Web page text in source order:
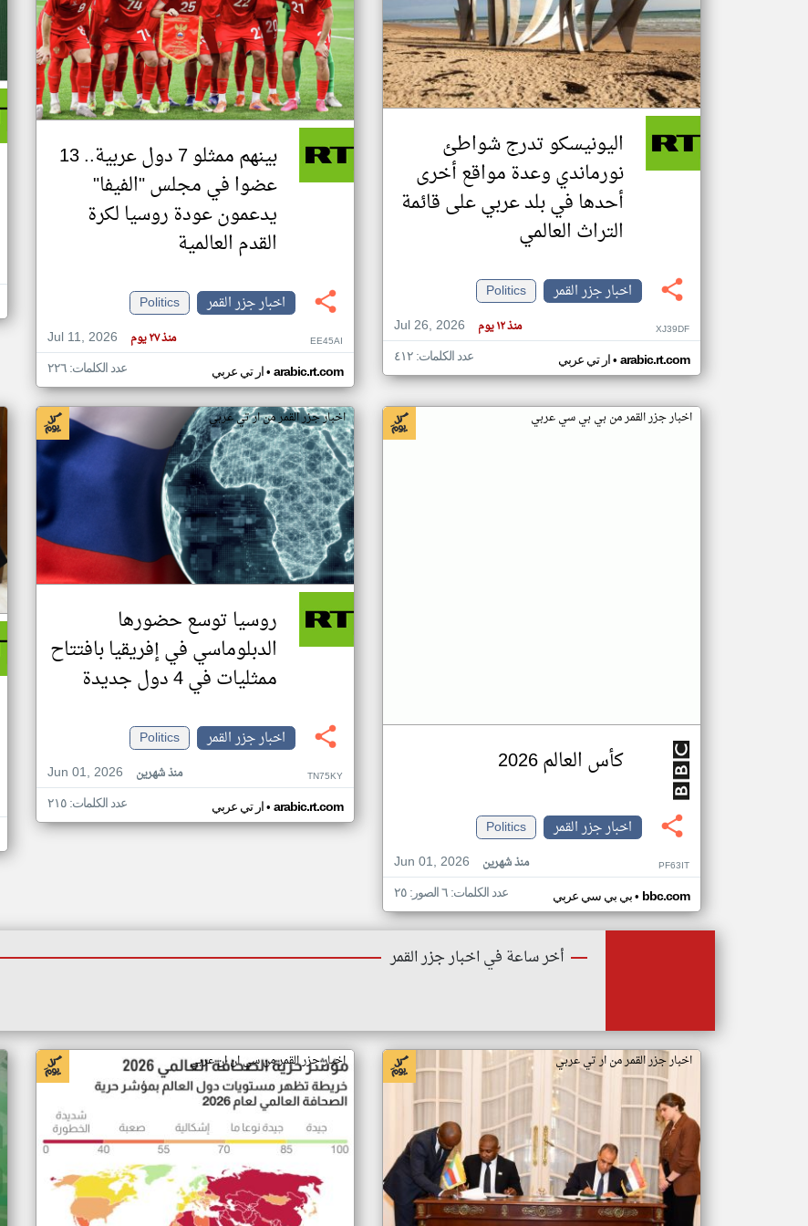
اليونيسكو تدرج شواطئ
نورماندي وعدة مواقع أخرى
أحدها في بلد عربي على قائمة
التراث العالمي
اخبار جزر القمر
Politics
Jul 26, 2026
منذ ١٢ يوم XJ39DF
ار تي عربي• arabic.rt.com عدد الكلمات: ٤١٢
بينهم ممثلو 7 دول عربية.. 13
عضوا في مجلس "الفيفا"
يدعمون عودة روسيا لكرة
القدم العالمية
اخبار جزر القمر
Politics
Jul 11, 2026
منذ ٢٧ يوم EE45AI
ار تي عربي• arabic.rt.com عدد الكلمات: ٢٢٦
اخبار جزر القمر من بي بي سي عربي
كأس العالم 2026
اخبار جزر القمر
Politics
Jun 01, 2026
منذ شهرين PF63IT
بي بي سي عربي• bbc.com عدد الكلمات: ٦ الصور: ٢٥
اخبار جزر القمر من ار تي عربي
روسيا توسع حضورها
الدبلوماسي في إفريقيا بافتتاح
ممثليات في 4 دول جديدة
اخبار جزر القمر
Politics
Jun 01, 2026
منذ شهرين TN75KY
ار تي عربي• arabic.rt.com عدد الكلمات: ٢١٥
أخر ساعة في اخبار جزر القمر
اخبار جزر القمر من ار تي عربي اخبار جزر القمر من سي ان ان عربي